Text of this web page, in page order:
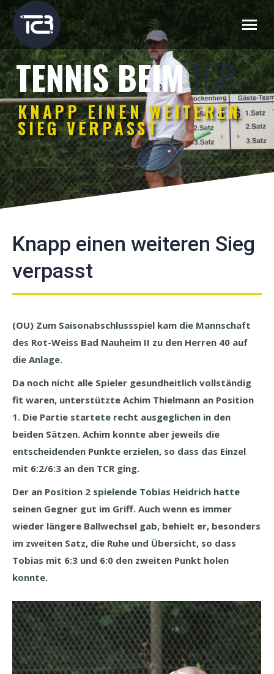
TENNIS BEIM
KNAPP EINEN WEITEREN
SIEG VERPASST
TCR
Knapp einen weiteren Sieg
verpasst
(OU) Zum Saisonabschlussspiel kam die Mannschaft
des Rot-Weiss Bad Nauheim II zu den Herren 40 auf
die Anlage.
Da noch nicht alle Spieler gesundheitlich vollständig
fit waren, unterstützte Achim Thielmann an Position
1. Die Partie startete recht ausgeglichen in den
beiden Sätzen. Achim konnte aber jeweils die
entscheidenden Punkte erzielen, so dass das Einzel
mit 6:2/6:3 an den TCR ging.
Der an Position 2 spielende Tobias Heidrich hatte
seinen Gegner gut im Griff. Auch wenn es immer
wieder längere Ballwechsel gab, behielt er, besonders
im zweiten Satz, die Ruhe und Übersicht, so dass
Tobias mit 6:3 und 6:0 den zweiten Punkt holen
konnte.